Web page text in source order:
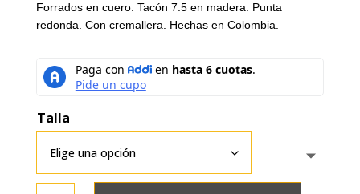
Forrados en cuero. Tacón 7.5 en madera. Punta
redonda. Con cremallera. Hechas en Colombia.
Talla